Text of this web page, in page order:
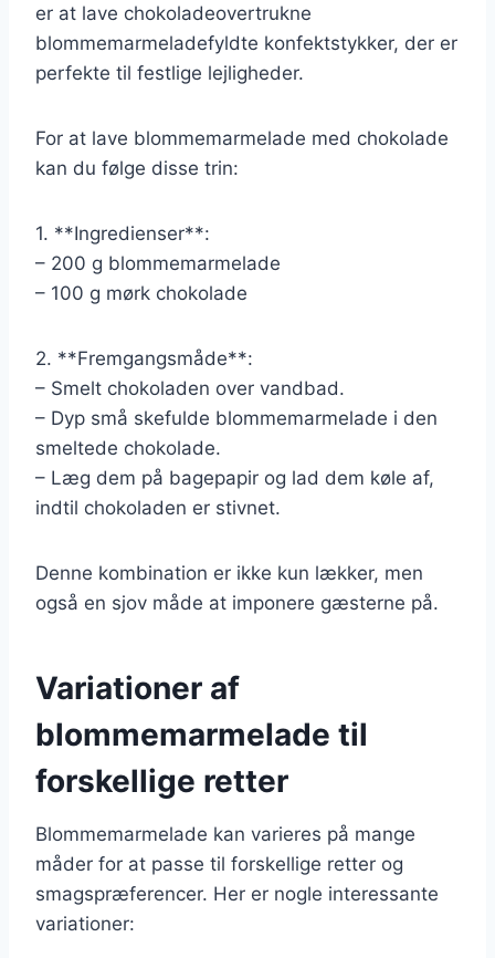
er at lave chokoladeovertrukne
blommemarmeladefyldte konfektstykker, der er
perfekte til festlige lejligheder.
For at lave blommemarmelade med chokolade
kan du følge disse trin:
1. **Ingredienser**:
– 200 g blommemarmelade
– 100 g mørk chokolade
2. **Fremgangsmåde**:
– Smelt chokoladen over vandbad.
– Dyp små skefulde blommemarmelade i den
smeltede chokolade.
– Læg dem på bagepapir og lad dem køle af,
indtil chokoladen er stivnet.
Denne kombination er ikke kun lækker, men
også en sjov måde at imponere gæsterne på.
Variationer af
blommemarmelade til
forskellige retter
Blommemarmelade kan varieres på mange
måder for at passe til forskellige retter og
smagspræferencer. Her er nogle interessante
variationer: